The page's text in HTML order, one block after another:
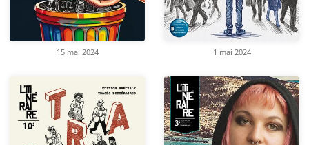
15 mai 2024 1 mai 2024